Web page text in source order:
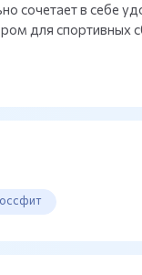
сочетает в себе
для спортивных